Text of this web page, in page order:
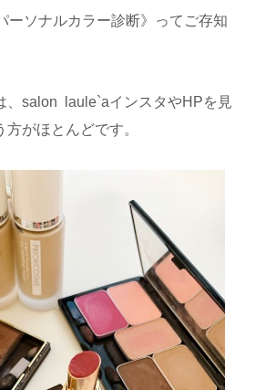
ーソナルカラー診断》ってご存知
、salon laule`aインスタやHPを見
がほとんどです。